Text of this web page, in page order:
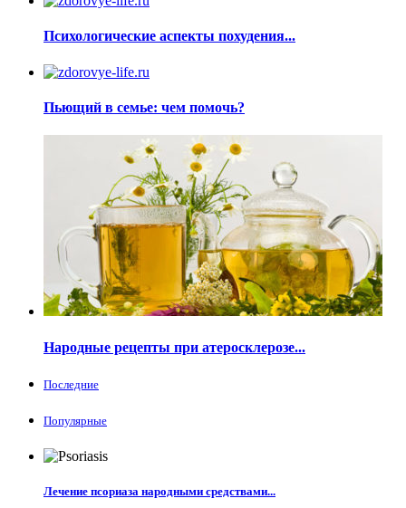
Психологические аспекты похудения...
Пьющий в семье: чем помочь?
Народные рецепты при атеросклерозе...
Последние
Популярные
Лечение псориаза народными средствами...